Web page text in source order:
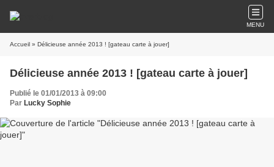
MENU
Accueil » Délicieuse année 2013 ! [gateau carte à jouer]
Délicieuse année 2013 ! [gateau carte à jouer]
Publié le 01/01/2013 à 09:00
Par Lucky Sophie